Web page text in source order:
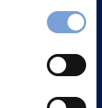
"Informativa